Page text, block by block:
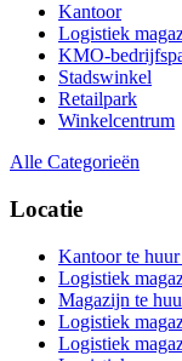
Kantoor
Logistiek
KMO-
Stadswinkel
Retailpark
Winkelcentrum
Alle Categorieën
Locatie
Kantoor te
Logistiek
Magazijn te
Logistiek
Logistiek